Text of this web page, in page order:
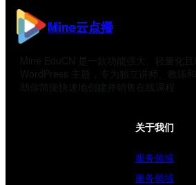
Mine云点播
Mine EduCN 是一款功能强大、轻量化且
WordPress 主题，专为独立讲师、教练
助你简便快速地创建并销售在线课程
关于我们
服务领域
服务领域